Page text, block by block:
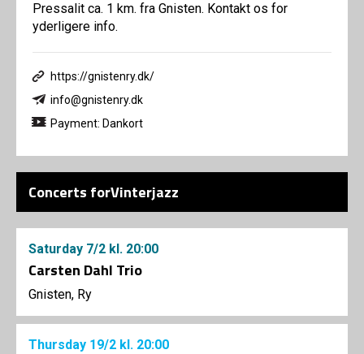
Pressalit ca. 1 km. fra Gnisten. Kontakt os for
yderligere info.
https://gnistenry.dk/
info@gnistenry.dk
Payment: Dankort
Concerts forVinterjazz
Saturday 7/2 kl. 20:00
Carsten Dahl Trio
Gnisten, Ry
Thursday 19/2 kl. 20:00